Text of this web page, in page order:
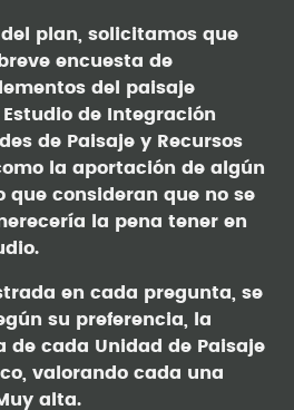
plan, solicitamos que
encuesta de
del paisaje
de Integración
de Paisaje y Recursos
la aportación de algún
que consideran que no se
la pena tener en
en cada pregunta, se
su preferencia, la
cada Unidad de Paisaje
valorando cada una
alta.